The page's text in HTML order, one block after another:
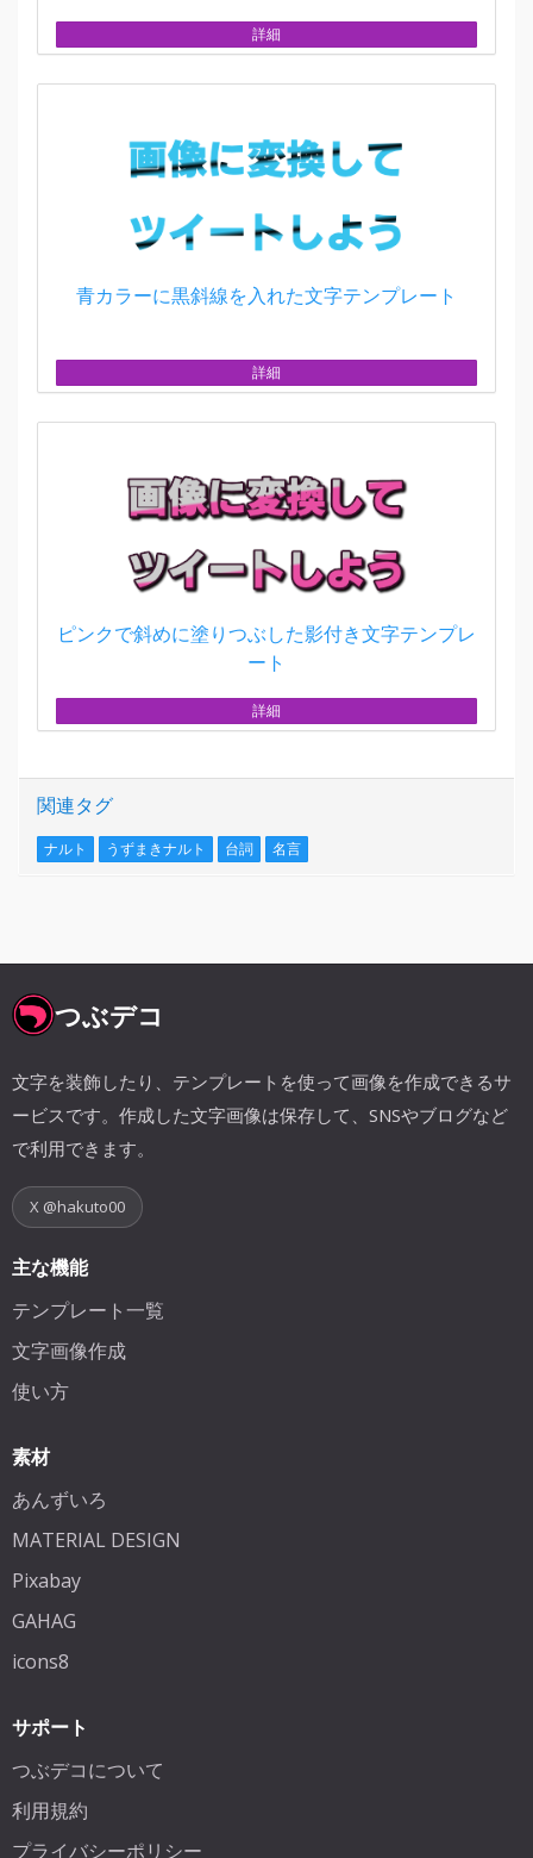
詳細
青カラーに黒斜線を入れた文字テンプレート
詳細
ピンクで斜めに塗りつぶした影付き文字テンプレ
ート
詳細
関連タグ
ナルト うずまきナルト 台詞 名言
つぶデコ
文字を装飾したり、テンプレートを使って画像を作成できるサ
ービスです。作成した文字画像は保存して、SNSやブログなど
で利用できます。
X @hakuto00
主な機能
テンプレート一覧
文字画像作成
使い方
素材
あんずいろ
MATERIAL DESIGN
Pixabay
GAHAG
icons8
サポート
つぶデコについて
利用規約
プライバシーポリシー